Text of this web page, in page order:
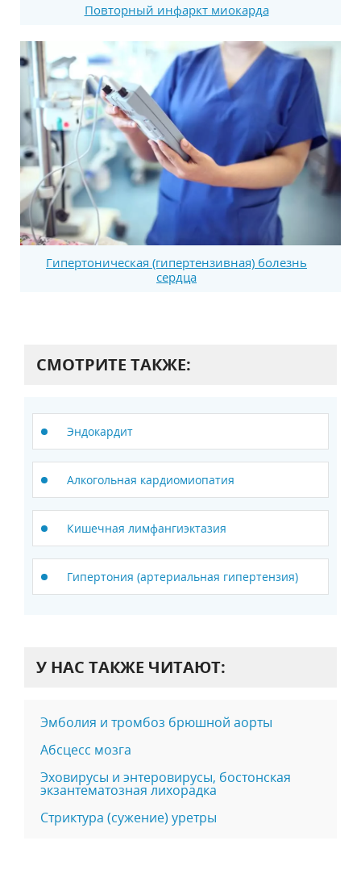
Повторный инфаркт миокарда
Гипертоническая (гипертензивная) болезнь
сердца
СМОТРИТЕ ТАКЖЕ:
Эндокардит
Алкогольная кардиомиопатия
Кишечная лимфангиэктазия
Гипертония (артериальная гипертензия)
У НАС ТАКЖЕ ЧИТАЮТ:
Эмболия и тромбоз брюшной аорты
Абсцесс мозга
Эховирусы и энтеровирусы, бостонская
экзантематозная лихорадка
Стриктура (сужение) уретры